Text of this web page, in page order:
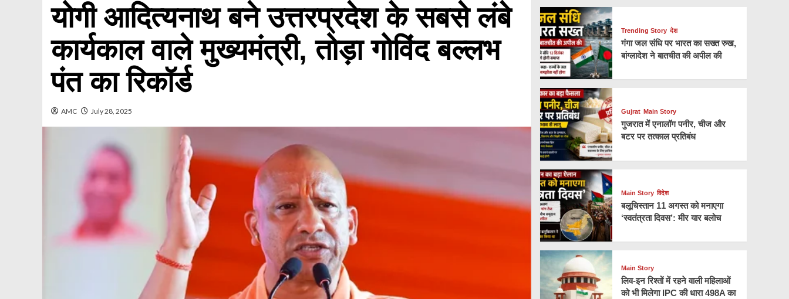
योगी आदित्यनाथ बने उत्तरप्रदेश के सबसे लंबे
कार्यकाल वाले मुख्यमंत्री, तोड़ा गोविंद बल्लभ
पंत का रिकॉर्ड
AMC July 28, 2025
Trending Story देश
गंगा जल संधि पर भारत का सख्त रुख,
बांग्लादेश ने बातचीत की अपील की
Gujrat Main Story
गुजरात में एनालॉग पनीर, चीज और
बटर पर तत्काल प्रतिबंध
Main Story विदेश
बलूचिस्तान 11 अगस्त को मनाएगा
‘स्वतंत्रता दिवस’: मीर यार बलोच
Main Story
लिव-इन रिश्तों में रहने वाली महिलाओं
को भी मिलेगा IPC की धारा 498A का